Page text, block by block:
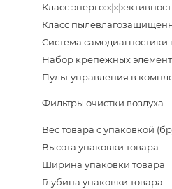
Класс
Класс
Система самодиагностики
Набор крепежных
Пульт управления в
Фильтры очистки воздуха
Вес товара с упаковкой
Высота упаковки товара
Ширина упаковки товара
Глубина упаковки товара